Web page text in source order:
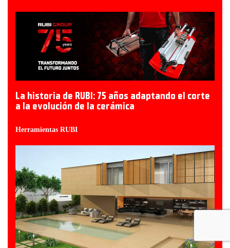
La historia de RUBI: 75 años adaptando el corte
a la evolución de la cerámica
Herramientas RUBI